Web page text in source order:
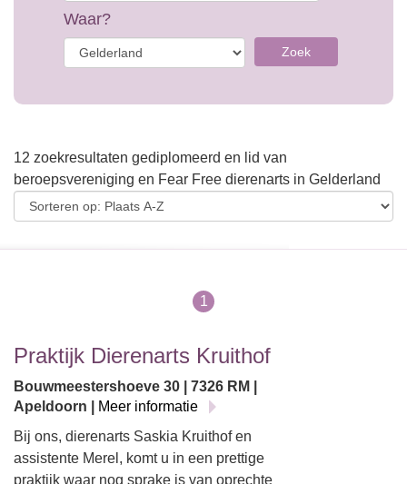
Waar?
Zoek
12 zoekresultaten gediplomeerd en lid van
beroepsvereniging en Fear Free dierenarts in Gelderland
1
Praktijk Dierenarts Kruithof
Bouwmeestershoeve 30 | 7326 RM |
Apeldoorn |
Meer informatie
Bij ons, dierenarts Saskia Kruithof en
assistente Merel, komt u in een prettige
praktijk waar nog sprake is van oprechte